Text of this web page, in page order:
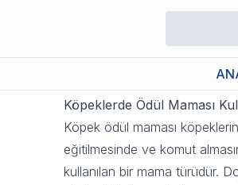
Köpeklerde Ödül
Köpeklerde Ödül Maması
Köpek ödül maması köpeklerin
eğitilmesinde ve komut
kullanılan bir mama türüdür.